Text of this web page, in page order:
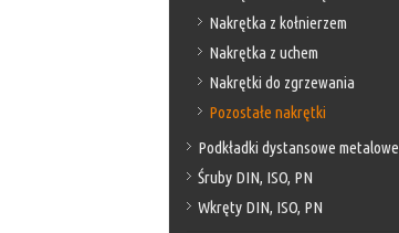
Nakrętka z kołnierzem
Nakrętka z uchem
Nakrętki do zgrzewania
Pozostałe nakrętki
Podkładki dystansowe metalowe
Śruby DIN, ISO, PN
Wkręty DIN, ISO, PN